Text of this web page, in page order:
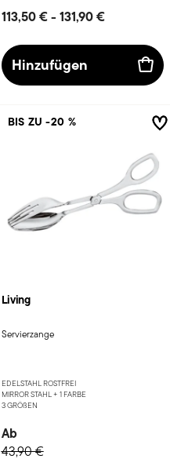
113,50 €- 131,90 €
Hinzufügen
Living
Servierzange
EDELSTAHL ROSTFREI
MIRROR STAHL + 1 FARBE
3 GRÖßEN
Ab
43,90 €
BIS ZU -20 %